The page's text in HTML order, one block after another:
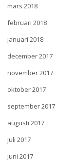
mars 2018
februari 2018
januari 2018
december 2017
november 2017
oktober 2017
september 2017
augusti 2017
juli 2017
juni 2017